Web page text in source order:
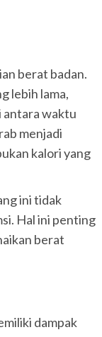
berat badan.
lebih lama,
antara waktu
menjadi
kalori yang
ini tidak
Hal ini penting
berat
dampak